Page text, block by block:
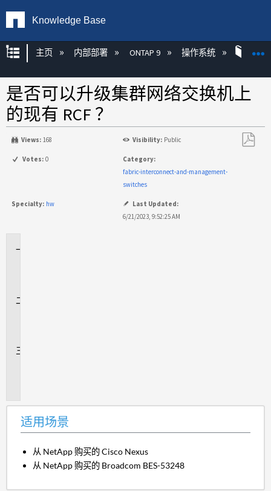
Knowledge Base
扩展/隐缩全局层次
主页 内部部署 ONTAP 9 操作系统
是否可以升级集群网络交换机上
的现有 RCF ？
Views: 168 Visibility: Public
Votes: 0
Category:
fabric-interconnect-and-management-
switches
Specialty: hw
Last Updated:
6/21/2023, 9:52:25 AM
适用场景
从 NetApp 购买的 Cisco Nexus
从 NetApp 购买的 Broadcom BES-53248